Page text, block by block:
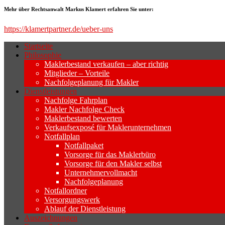
Mehr über Rechtsanwalt Markus Klamert erfahren Sie unter:
https://klamertpartner.de/ueber-uns
Wenn sich der Makler oder Inhaber
Geschäftsaufgabe.
Startseite
Philosophie
Maklerbestand verkaufen – aber richtig
Mitglieder – Vorteile
Nachfolgeplanung für Makler
Dienstleistungen
Nachfolge Fahrplan
Makler Nachfolge Check
Maklerbestand bewerten
Verkaufsexposé für Maklerunternehmen
Notfallplan
Notfallpaket
Vorsorge für das Maklerbüro
Vorsorge für den Makler selbst
Unternehmervollmacht
Nachfolgeplanung
Notfallordner
Versorgungswerk
Ablauf der Dienstleistung
Auszeichnungen